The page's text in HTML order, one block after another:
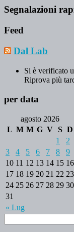
Segnalazioni
Feed
Dal Lab
Si è verificato
Riprova più
per data
agosto 2026
L M M G V S D
« Lug
1
2
3
4 5 6 7 8
9
10 11 12 13 14 15 16
17 18 19 20 21 22 23
24 25 26 27 28 29 30
31